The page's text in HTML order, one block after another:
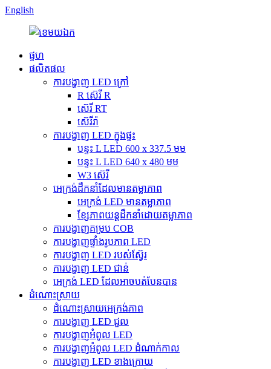
English
ផ្ទហ
ផលិតផល
ការបង្ហាញ LED ក្រៅ
R ស៊េរី R
ស៊េរី RT
ស៊េរីរ៉ា
ការបង្ហាញ LED ក្នុងផ្ទះ
បន្ទះ L LED 600 x 337.5 មម
បន្ទះ L LED 640 x 480 មម
W3 ស៊េរី
អេក្រង់ដឹកនាំដែលមានតម្លាភាព
អេក្រង់ LED មានតម្លាភាព
ខ្សែភាពយន្តដឹកនាំដោយតម្លាភាព
ការបង្ហាញគម្រប COB
ការបង្ហាញផ្ទាំងរូបភាព LED
ការបង្ហាញ LED របស់ស្វ៊ែរ
ការបង្ហាញ LED ជាន់
អេក្រង់ LED ដែលអាចបត់បែនបាន
ដំណោះស្រាយ
ដំណោះស្រាយអេក្រង់ភាព
ការបង្ហាញ LED ជួល
ការបង្ហាញអំពូល LED
ការបង្ហាញអំពូល LED ដំណាក់កាល
ការបង្ហាញ LED ខាងក្រោយ